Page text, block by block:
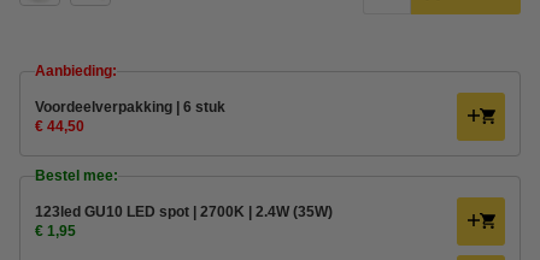
Aanbieding:
Voordeelverpakking | 6 stuk
€ 44,50
Bestel mee:
123led GU10 LED spot | 2700K | 2.4W (35W)
€ 1,95